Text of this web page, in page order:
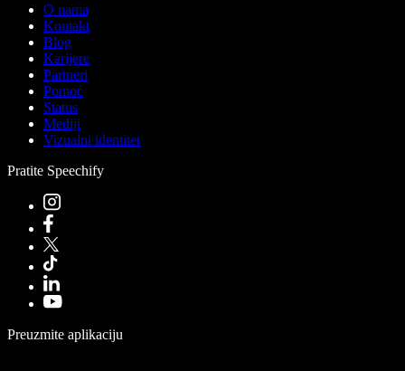
O nama
Kontakt
Blog
Karijere
Partneri
Pomoć
Status
Mediji
Vizualni identitet
Pratite Speechify
Preuzmite aplikaciju